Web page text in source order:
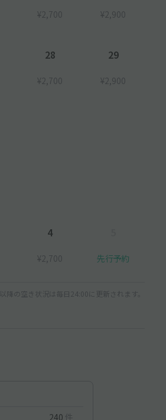
¥2,700 ¥2,900
28
¥2,700
29
¥2,900
4
¥2,700 先行予約
以降の空き状況は毎日24:00に更新されます。
240 件